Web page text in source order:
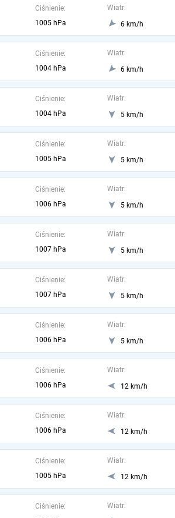
Ciśnienie:
1005 hPa
Wiatr:
6 km/h
Ciśnienie:
1004 hPa
Wiatr:
6 km/h
Ciśnienie:
1004 hPa
Wiatr:
5 km/h
Ciśnienie:
1005 hPa
Wiatr:
5 km/h
Ciśnienie:
1006 hPa
Wiatr:
5 km/h
Ciśnienie:
1007 hPa
Wiatr:
5 km/h
Ciśnienie:
1007 hPa
Wiatr:
5 km/h
Ciśnienie:
1006 hPa
Wiatr:
5 km/h
Ciśnienie:
1006 hPa
Wiatr:
12 km/h
Ciśnienie:
1006 hPa
Wiatr:
12 km/h
Ciśnienie:
1005 hPa
Wiatr:
12 km/h
Ciśnienie:
Wiatr: